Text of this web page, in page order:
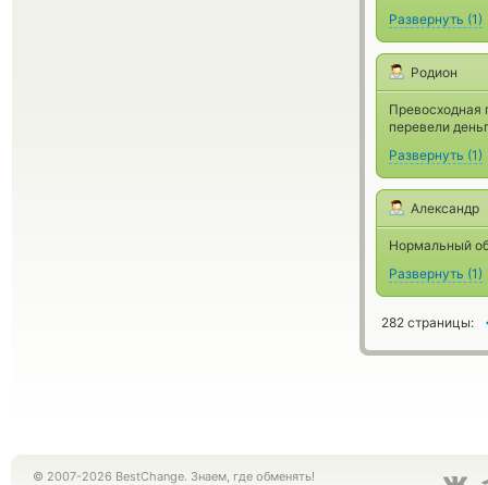
Развернуть (1)
Родион
Превосходная
перевели
Развернуть (1)
Александр
Нормальный
Развернуть (1)
282 страницы:
© 2007-2026 BestChange. Знаем, где обменять!